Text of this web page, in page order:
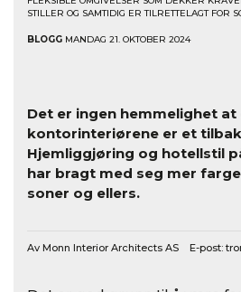
STILLER OG SAMTIDIG ER TILRETTELAGT FOR
BLOGG MANDAG 21. OKTOBER 2024
Det er ingen hemmelighet at
kontorinteriørene er et
Hjemliggjøring og hotellstil
har bragt med seg mer
soner og ellers.
Av Monn Interior Architects AS E-post: